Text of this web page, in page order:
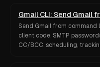
Gmail CLI: Send Gmail
Send Gmail from command
client code, SMTP
CC/BCC, scheduling,